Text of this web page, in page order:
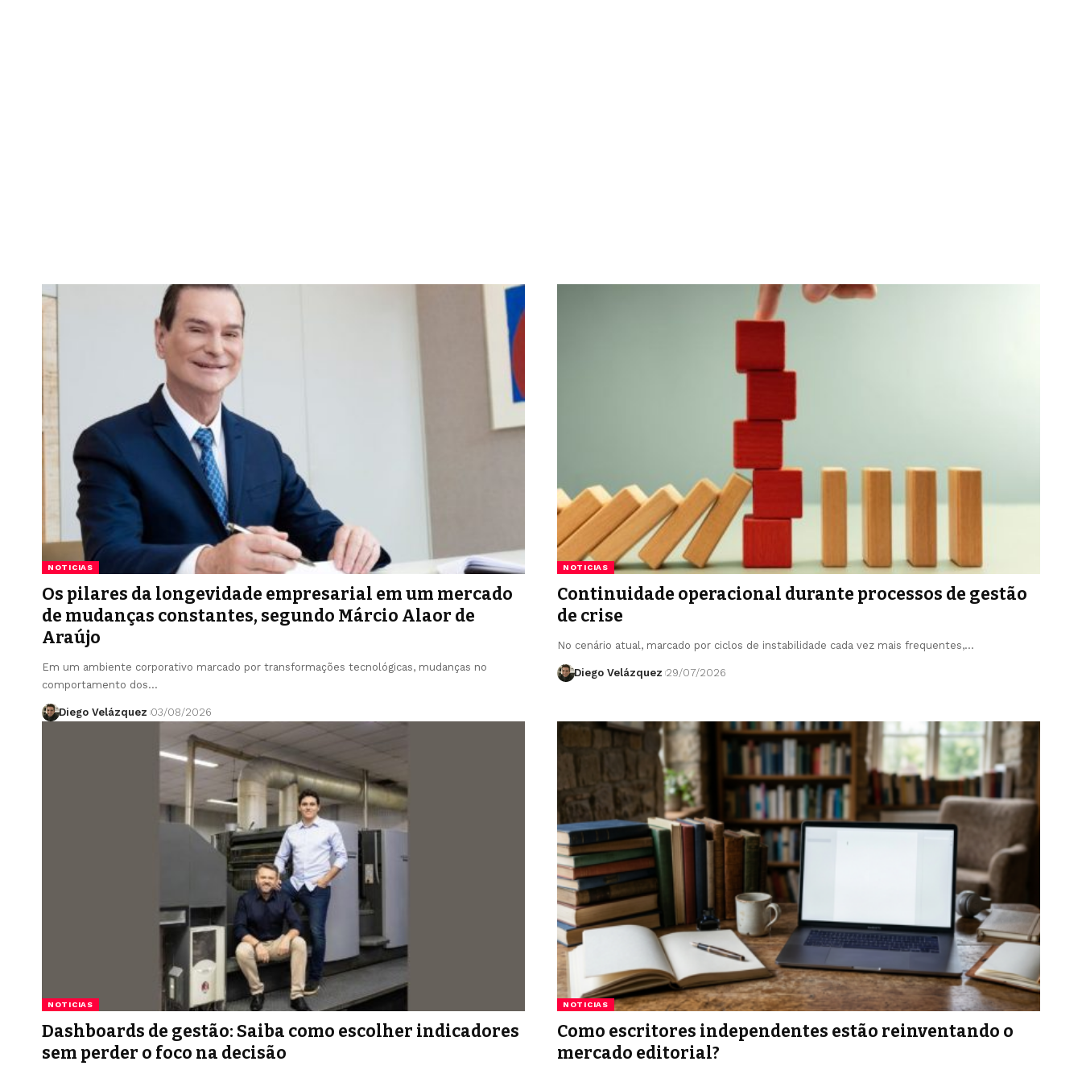
NOTICIAS
Os pilares da longevidade empresarial em um mercado
de mudanças constantes, segundo Márcio Alaor de
Araújo
Em um ambiente corporativo marcado por transformações tecnológicas, mudanças no
comportamento dos…
Diego Velázquez 03/08/2026
NOTICIAS
Continuidade operacional durante processos de gestão
de crise
No cenário atual, marcado por ciclos de instabilidade cada vez mais frequentes,…
Diego Velázquez 29/07/2026
NOTICIAS
Dashboards de gestão: Saiba como escolher indicadores
sem perder o foco na decisão
NOTICIAS
Como escritores independentes estão reinventando o
mercado editorial?